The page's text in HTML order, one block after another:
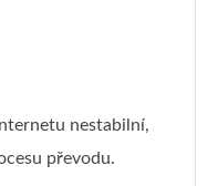
nestabilní,
převodu.